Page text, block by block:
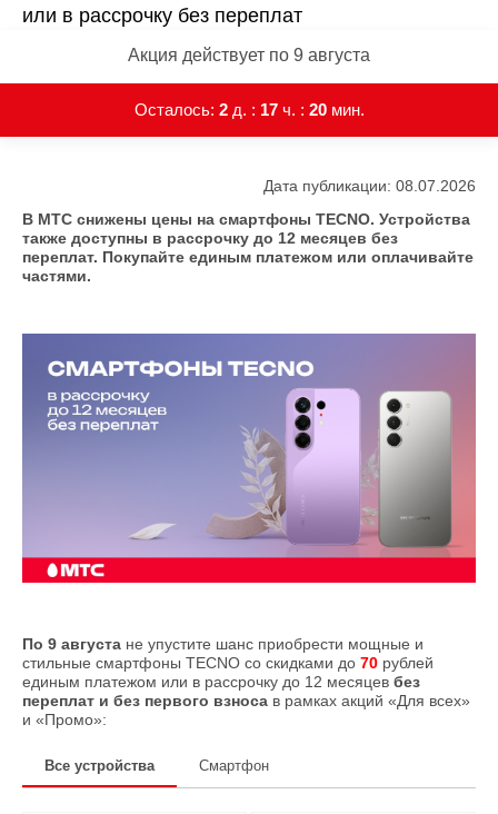
или в рассрочку без переплат
Акция действует по 9 августа
Осталось: 2д. : 17ч. : 20мин.
Дата публикации: 08.07.2026
В МТС снижены цены на смартфоны TECNO. Устройства
также доступны в рассрочку до 12 месяцев без
переплат. Покупайте единым платежом или оплачивайте
частями.
По 9 августа не упустите шанс приобрести мощные и
стильные смартфоны TECNO со скидками до 70 рублей
единым платежом или в рассрочку до 12 месяцев без
переплат и без первого взноса в рамках акций «Для всех»
и «Промо»:
Все устройства Смартфон